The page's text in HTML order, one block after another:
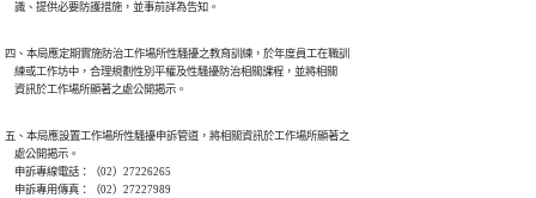
    識、提供必要防護措施，並事前詳為告知。
四、本局應定期實施防治工作場所性騷擾之教育訓練，於年度員工在職訓
    練或工作坊中，合理規劃性別平權及性騷擾防治相關課程，並將相關
    資訊於工作場所顯著之處公開揭示。
五、本局應設置工作場所性騷擾申訴管道，將相關資訊於工作場所顯著之
    處公開揭示。
    申訴專線電話：（02）27226265
    申訴專用傳真：（02）27227989